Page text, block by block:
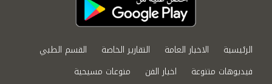
الرئيسية الاخبار العامة التقارير الخاصة
القسم الطبي
فيديوهات متنوعة
اخبار الفن
منوعات مسيحية